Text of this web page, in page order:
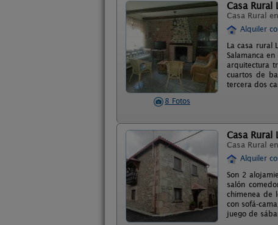
8 Fotos
Casa Rural
Casa Rural en
Alquiler
La casa rural
Salamanca
arquitectura
cuartos de
tercera dos
Casa Rural
Casa Rural en
Alquiler
Son 2
salón
chimenea de
con sofá-
juego de